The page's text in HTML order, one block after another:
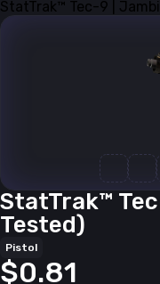
StatTrak™ Tec-9 |
StatTrak™
Tested)
Pistol
$0.81